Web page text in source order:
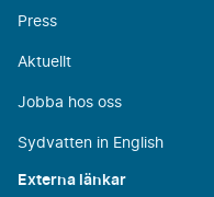
Press
Aktuellt
Jobba hos oss
Sydvatten in English
Externa länkar